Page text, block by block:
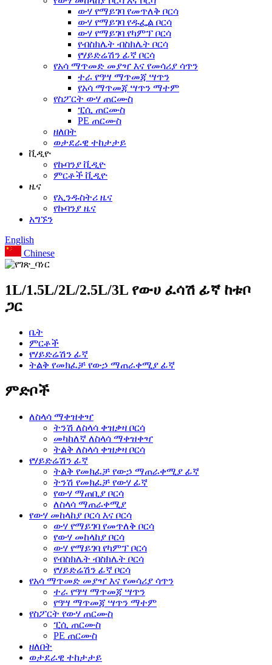
ውሃ የማይገባ የመጥለቅ ቦርሳ
ውሃ የማይገባ የዱፌል ቦርሳ
ውሃ የማይገባ የካምፕ ቦርሳ
የብስክሌት ብስክሌት ቦርሳ
የሃይድሬሽን ፊኛ ቦርሳ
የአሳ ማጥመድ መያዣ እና የመሳሪያ ሳጥን
ተራ የዓሣ ማጥመጃ ሣጥን
የአሳ ማጥመጃ ሣጥን ማተም
የስፖርት ውሃ ጠርሙስ
ፒሲ ጠርሙስ
PE ጠርሙስ
ዘለበት
ወታደራዊ ተከታታይ
ቪዲዮ
የኩባንያ ቪዲዮ
ምርቶች ቪዲዮ
ዜና
የኢንዱስትሪ ዜና
የኩባንያ ዜና
አግኙን
English
Chinese
1L/1.5L/2L/2.5L/3L የውሀ ፈሳሽ ፊኛ ከቱቦ
ጋር
ቤት
ምርቶች
የሃይድሬሽን ፊኛ
ትልቅ የመክፈቻ የውኃ ማጠራቀሚያ ፊኛ
ምድቦች
ለስላሳ ማቀዝቀዣ
ትንሽ ለስላሳ ቀዝቃዛ ቦርሳ
መካከለኛ ለስላሳ ማቀዝቀዣ
ትልቅ ለስላሳ ቀዝቃዛ ቦርሳ
የሃይድሬሽን ፊኛ
ትልቅ የመክፈቻ የውኃ ማጠራቀሚያ ፊኛ
ትንሽ የመክፈቻ የውሃ ፊኛ
የውሃ ማጠቢያ ቦርሳ
ለስላሳ ማጠራቀሚያ
የውሃ መከላከያ ቦርሳ እና ቦርሳ
ውሃ የማይገባ የመጥለቅ ቦርሳ
የውሃ መከላከያ ቦርሳ
ውሃ የማይገባ የካምፕ ቦርሳ
የብስክሌት ብስክሌት ቦርሳ
የሃይድሬሽን ፊኛ ቦርሳ
የአሳ ማጥመድ መያዣ እና የመሳሪያ ሳጥን
ተራ የዓሣ ማጥመጃ ሣጥን
የዓሣ ማጥመጃ ሣጥን ማተም
የስፖርት የውሃ ጠርሙስ
ፒሲ ጠርሙስ
PE ጠርሙስ
ዘለበት
ወታደራዊ ተከታታይ